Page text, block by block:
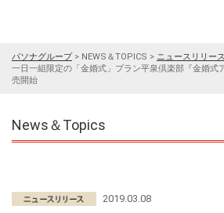
パソナグループ> NEWS＆TOPICS > ニュースリリース
一日一組限定の「金婚式」プラン平泉倶楽部『金婚式
売開始
News＆Topics
2019.03.08